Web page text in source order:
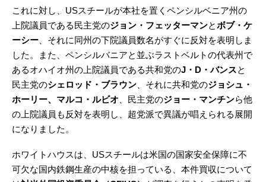
これに対し、USスチールが本社を置くペンシルベニア州の
上院議員である民主党のジョン・フェッターマンとボブ・ケ
ーシー 、それに同州の下院議員数名がすぐに反対を表明しま
した。また、ペンシルバニアと並ぶラストベルトの代表州で
あるオハイオ州の上院議員である共和党のJ・D・バンスと
民主党のシェロッド・ブラウン 、それに共和党のジョシュ・
ホーリー、マルコ・ルビオ 、民主党のジョー・マンチンら他
の上院議員も反対を表明し、超党派で異議が唱えられる展開
になりました。
ホワイトハウスは、USスチールは米国の国家安全保障に不
可欠な国内鉄鋼生産の中核を担っている、本件買収について